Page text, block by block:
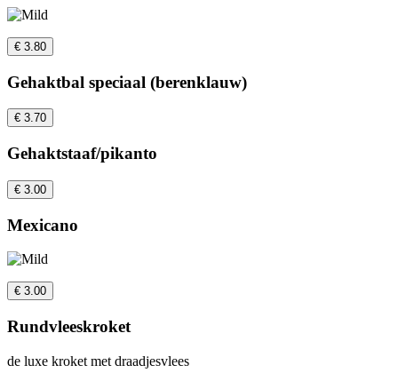
€ 3.80
Gehaktbal speciaal (berenklauw)
€ 3.70
Gehaktstaaf/pikanto
€ 3.00
Mexicano
€ 3.00
Rundvleeskroket
de luxe kroket met draadjesvlees